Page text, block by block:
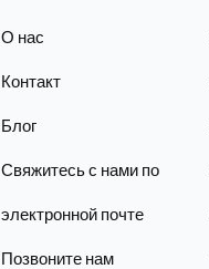
О нас
Контакт
Блог
Свяжитесь с нами по
электронной почте
Позвоните нам